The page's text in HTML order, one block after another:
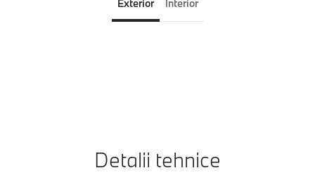
Exterior Interior
Detalii tehnice